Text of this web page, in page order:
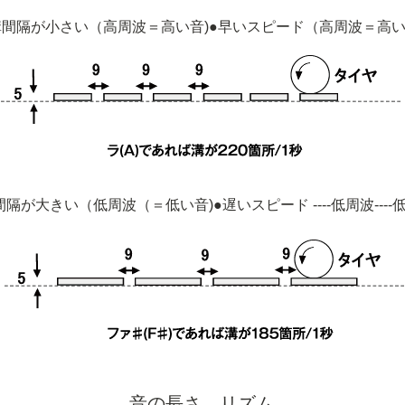
隔が小さい（高周波＝高い音)●早いスピード（高周波＝高
隔が大きい（低周波（＝低い音)●遅いスピード ----低周波----